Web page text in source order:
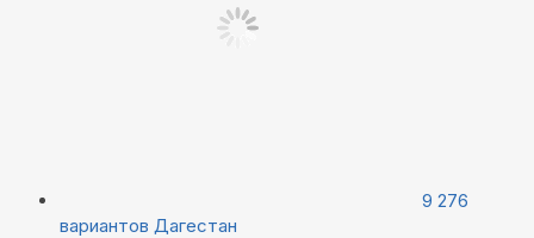
9 276
вариантов Дагестан